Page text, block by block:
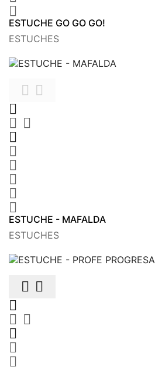

ESTUCHE GO GO GO!
ESTUCHES
 

 






ESTUCHE - MAFALDA
ESTUCHES
 

 


